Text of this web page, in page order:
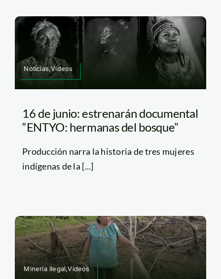
Noticias,Videos
16 de junio: estrenarán documental
“ENTYO: hermanas del bosque”
Producción narra la historia de tres mujeres
indígenas de la [...]
Minería Ilegal,Videos